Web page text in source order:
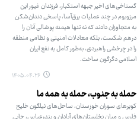
گستاخی‌های اخیر جبهه استکبار، فرزندان غیور این
مرزوبوم در چند عملیات برق‌آسا، پاسخی دندان‌شکن
به متجاوزان دادند که نه تنها هیمنه پوشالی آنان را
درهم شکست، بلکه معادلات امنیتی و نظامی منطقه
را در چرخشی راهبردی، به‌طور کامل به نفع ایران
اسلامی دگرگون ساخت.
۱۴۰۵.۰۴.۲۶
حمله به جنوب، حمله به همه ما
کویرهای سوزان خوزستان، ساحل‌های نیلگون خلیج
فارس و میان نخلستان‌های آبادان و بندرعباس، جایی